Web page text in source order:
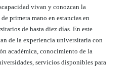
vivan y conozcan la
primera mano en estancias en
de hasta diez días. En este
de la experiencia universitaria con
académica, conocimiento de la
servicios disponibles para